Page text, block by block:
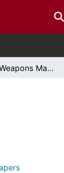
Do Nuclear Weapons Make Financial Sense?